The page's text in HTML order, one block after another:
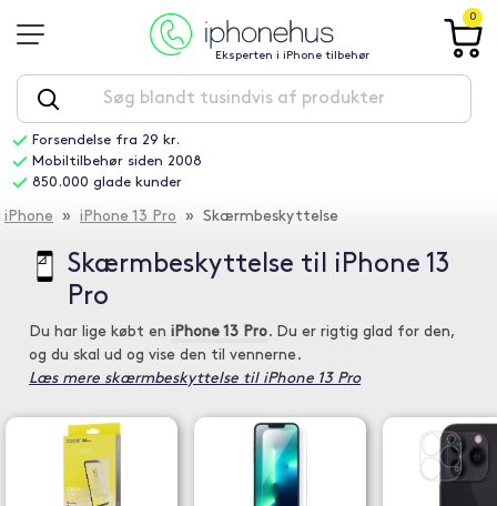
Eksperten i iPhone tilbehør
0
Forsendelse fra 29 kr.
Mobiltilbehør siden 2008
850.000 glade kunder
iPhone » iPhone 13 Pro » Skærmbeskyttelse
Skærmbeskyttelse til iPhone 13
Pro
Du har lige købt en iPhone 13 Pro. Du er rigtig glad for den,
og du skal ud og vise den til vennerne.
Læs mere skærmbeskyttelse til iPhone 13 Pro